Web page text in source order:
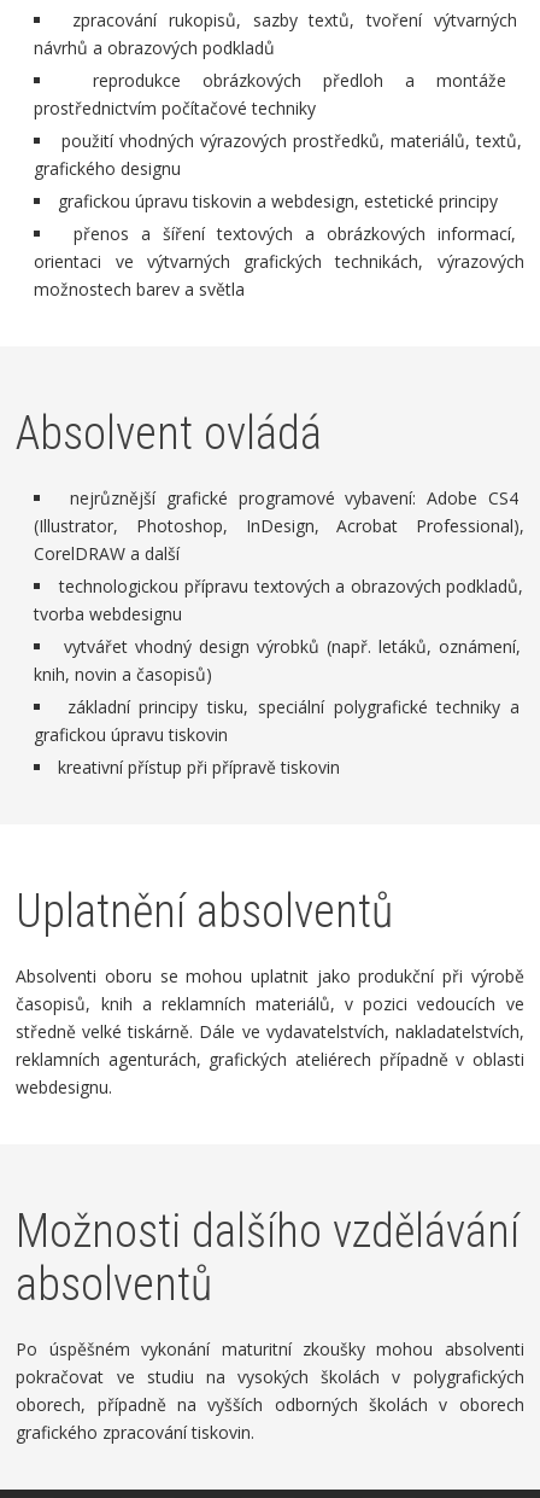
zpracování rukopisů, sazby textů, tvoření výtvarných
návrhů a obrazových podkladů
reprodukce obrázkových předloh a montáže
prostřednictvím počítačové techniky
použití vhodných výrazových prostředků, materiálů, textů,
grafického designu
grafickou úpravu tiskovin a webdesign, estetické principy
přenos a šíření textových a obrázkových informací,
orientaci ve výtvarných grafických technikách, výrazových
možnostech barev a světla
Absolvent ovládá
nejrůznější grafické programové vybavení: Adobe CS4
(Illustrator, Photoshop, InDesign, Acrobat Professional),
CorelDRAW a další
technologickou přípravu textových a obrazových podkladů,
tvorba webdesignu
vytvářet vhodný design výrobků (např. letáků, oznámení,
knih, novin a časopisů)
základní principy tisku, speciální polygrafické techniky a
grafickou úpravu tiskovin
kreativní přístup při přípravě tiskovin
Uplatnění absolventů
Absolventi oboru se mohou uplatnit jako produkční při výrobě
časopisů, knih a reklamních materiálů, v pozici vedoucích ve
středně velké tiskárně. Dále ve vydavatelstvích, nakladatelstvích,
reklamních agenturách, grafických ateliérech případně v oblasti
webdesignu.
Možnosti dalšího vzdělávání
absolventů
Po úspěšném vykonání maturitní zkoušky mohou absolventi
pokračovat ve studiu na vysokých školách v polygrafických
oborech, případně na vyšších odborných školách v oborech
grafického zpracování tiskovin.